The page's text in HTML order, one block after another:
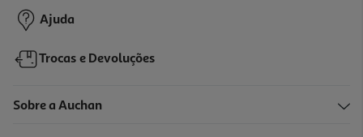
Ajuda
Trocas e Devoluções
Sobre a Auchan